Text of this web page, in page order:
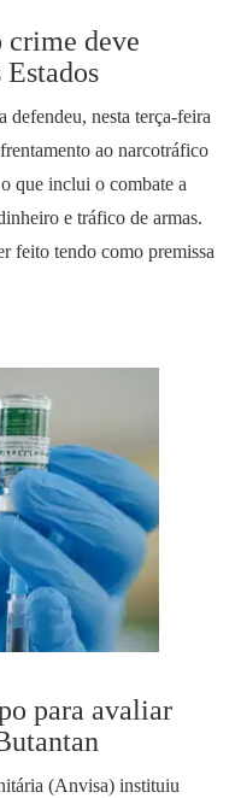
crime deve
nesta terça-feira
ao narcotráfico
que inclui o combate a
e tráfico de armas.
feito tendo como premissa
para avaliar
(Anvisa) instituiu